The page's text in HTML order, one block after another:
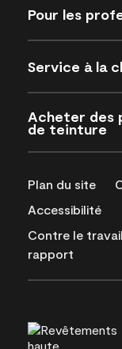
Pour les
Service à la
Acheter des
de teinture
Plan du site
Accessibilité
Contre le
rapport